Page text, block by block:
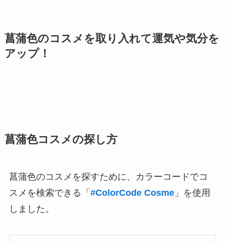
菖蒲色のコスメを取り入れて運気や気分を
アップ！
菖蒲色コスメの探し方
菖蒲色のコスメを探すために、カラーコードでコ
スメを検索できる「 #ColorCode Cosme」を使用
しました。